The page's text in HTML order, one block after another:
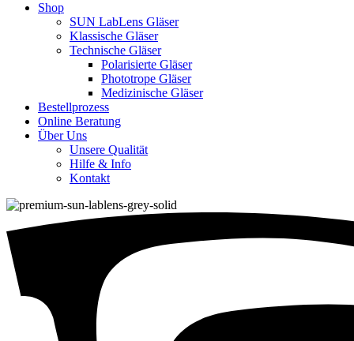
Shop
SUN LabLens Gläser
Klassische Gläser
Technische Gläser
Polarisierte Gläser
Phototrope Gläser
Medizinische Gläser
Bestellprozess
Online Beratung
Über Uns
Unsere Qualität
Hilfe & Info
Kontakt